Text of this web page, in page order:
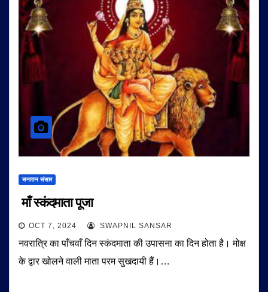
सनातन संसार
माँ स्कंदमाता पूजा
OCT 7, 2024 SWAPNIL SANSAR
नवरात्रि का पाँचवाँ दिन स्कंदमाता की उपासना का दिन होता है। मोक्ष
के द्वार खोलने वाली माता परम सुखदायी हैं।…